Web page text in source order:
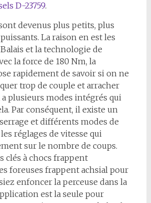
D-23759.
devenus plus petits, plus
La raison en est les
et la technologie de
la force de 180 Nm, la
rapidement de savoir si on ne
trop de couple et arracher
a plusieurs modes intégrés qui
Par conséquent, il existe un
et différents modes de
réglages de vitesse qui
sur le nombre de coups.
clés à chocs frappent
foreuses frappent achsial pour
enfoncer la perceuse dans la
est la seule pour